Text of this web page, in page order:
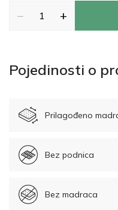
− +
Pojedinosti o
Prilagođeno
Bez podnica
Bez madraca